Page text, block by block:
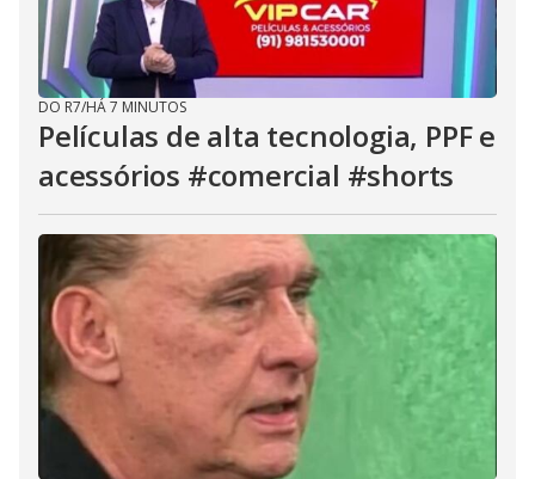
DO R7/HÁ 7 MINUTOS
Películas de alta tecnologia, PPF e
acessórios #comercial #shorts